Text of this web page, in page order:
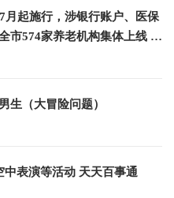
起施行，涉银行账户、医保
市574家养老机构集体上线 全
生（大冒险问题）
表演等活动 天天百事通